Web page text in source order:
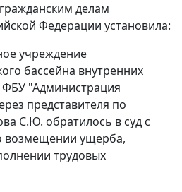
делам
Федерации установила:
учреждение
бассейна внутренних
ФБУ "Администрация
представителя по
С.Ю. обратилось в суд с
возмещении ущерба,
трудовых